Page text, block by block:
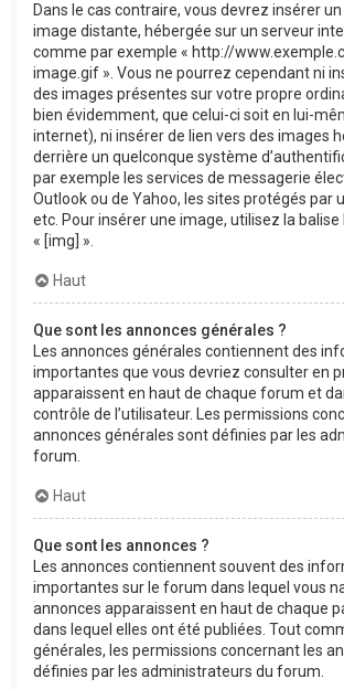
Dans le cas contraire, vous devrez insérer
image distante, hébergée sur un serveur
comme par exemple « http://
image.gif ». Vous ne pourrez cependant ni
des images présentes sur votre propre
bien évidemment, que celui-ci soit en lui-
internet), ni insérer de lien vers des images
derrière un quelconque système
par exemple les services de messagerie
Outlook ou de Yahoo, les sites protégés par
etc. Pour insérer une image, utilisez la balise
« [img] ».
Haut
Que sont les annonces générales ?
Les annonces générales contiennent des
importantes que vous devriez consulter en
apparaissent en haut de chaque forum et
contrôle de l’utilisateur. Les permissions
annonces générales sont définies par les
forum.
Haut
Que sont les annonces ?
Les annonces contiennent souvent des
importantes sur le forum dans lequel vous
annonces apparaissent en haut de chaque
dans lequel elles ont été publiées. Tout
générales, les permissions concernant les
définies par les administrateurs du forum.